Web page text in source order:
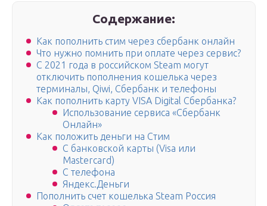
Содержание:
Как пополнить стим через сбербанк онлайн
Что нужно помнить при оплате через сервис?
С 2021 года в российском Steam могут
отключить пополнения кошелька через
терминалы, Qiwi, Сбербанк и телефоны
Как пополнить карту VISA Digital Сбербанка?
Использование сервиса «Сбербанк
Онлайн»
Как положить деньги на Стим
С банковской карты (Visa или
Mastercard)
С телефона
Яндекс.Деньги
Пополнить счет кошелька Steam Россия